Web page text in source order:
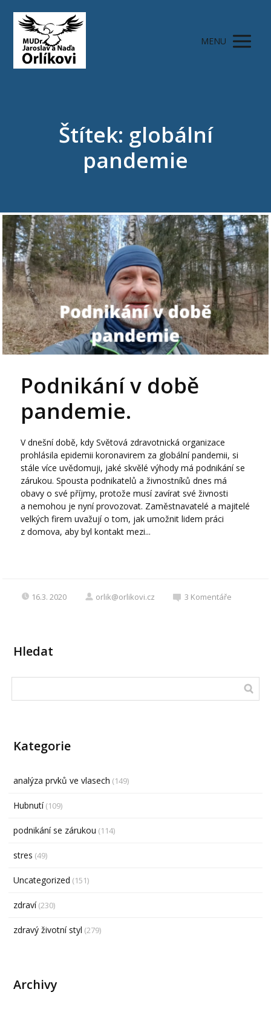
MENU
Štítek: globální
pandemie
Podnikání v době
pandemie.
V dnešní době, kdy Světová zdravotnická organizace
prohlásila epidemii koronavirem za globální pandemii, si
stále více uvědomuji, jaké skvělé výhody má podnikání se
zárukou. Spousta podnikatelů a živnostníků dnes má
obavy o své příjmy, protože musí zavírat své živnosti
a nemohou je nyní provozovat. Zaměstnavatelé a majitelé
velkých firem uvažují o tom, jak umožnit lidem práci
z domova, aby byl kontakt mezi...
16.3. 2020 orlik@orlikovi.cz 3 Komentáře
Hledat
Kategorie
analýza prvků ve vlasech (149)
Hubnutí(109)
podnikání se zárukou (114)
stres (49)
Uncategorized (151)
zdraví(230)
zdravý životní styl (279)
Archivy